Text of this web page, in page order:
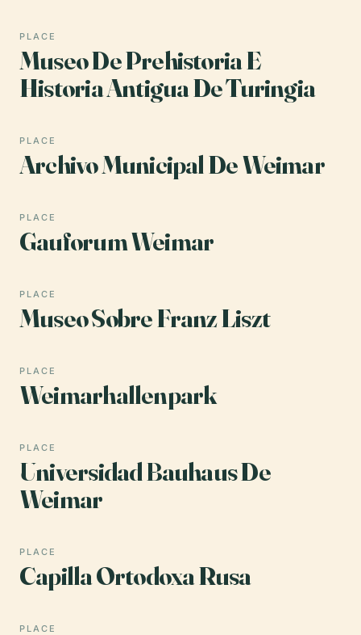
PLACE
Museo De Prehistoria E
Historia Antigua De Turingia
PLACE
Archivo Municipal De Weimar
PLACE
Gauforum Weimar
PLACE
Museo Sobre Franz Liszt
PLACE
Weimarhallenpark
PLACE
Universidad Bauhaus De
Weimar
PLACE
Capilla Ortodoxa Rusa
PLACE